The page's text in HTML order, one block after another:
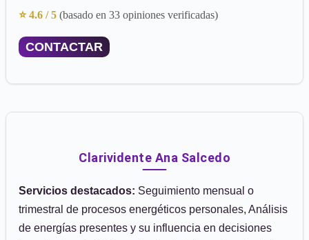
⭐ 4.6 / 5 (basado en 33 opiniones verificadas)
CONTACTAR
Clarividente Ana Salcedo
Servicios destacados: Seguimiento mensual o
trimestral de procesos energéticos personales, Análisis
de energías presentes y su influencia en decisiones